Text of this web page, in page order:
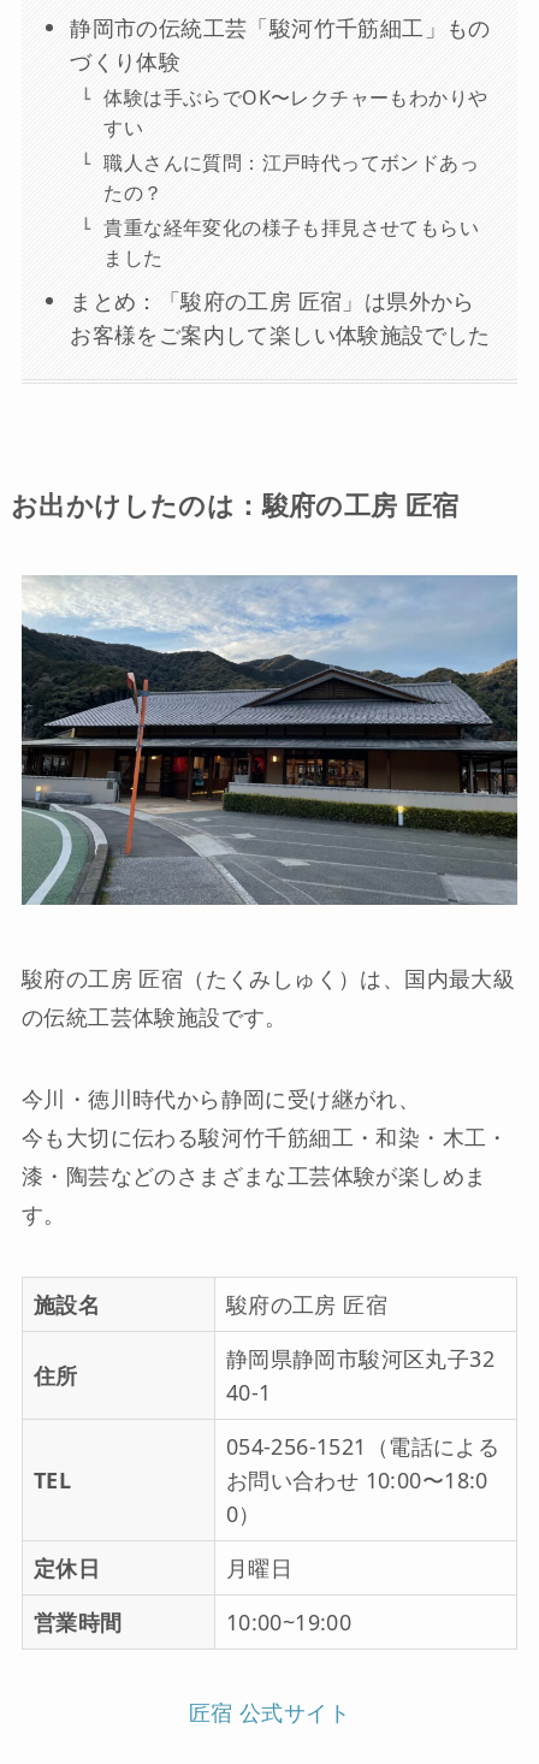
静岡市の伝統工芸「駿河竹千筋細工」もの
づくり体験
体験は手ぶらでOK〜レクチャーもわかりや
すい
職人さんに質問：江戸時代ってボンドあっ
たの？
貴重な経年変化の様子も拝見させてもらい
ました
まとめ：「駿府の工房 匠宿」は県外から
お客様をご案内して楽しい体験施設でした
お出かけしたのは：駿府の工房 匠宿
駿府の工房 匠宿（たくみしゅく）は、国内最大級
の伝統工芸体験施設です。
今川・徳川時代から静岡に受け継がれ、
今も大切に伝わる駿河竹千筋細工・和染・木工・
漆・陶芸などのさまざまな工芸体験が楽しめま
す。
施設名 駿府の工房 匠宿
住所
静岡県静岡市駿河区丸子32
40-1
TEL
054-256-1521（電話による
お問い合わせ 10:00〜18:0
0）
定休日
月曜日
営業時間
10:00~19:00
匠宿 公式サイト